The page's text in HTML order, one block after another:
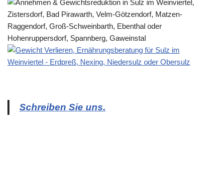
Schreiben Sie uns.